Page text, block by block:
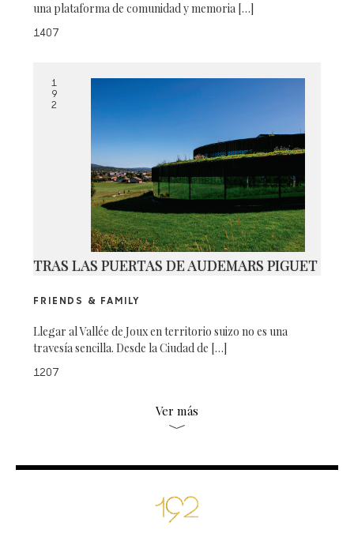
una plataforma de comunidad y memoria […]
1407
1
9
2
TRAS LAS PUERTAS DE AUDEMARS PIGUET
FRIENDS & FAMILY
Llegar al Vallée de Joux en territorio suizo no es una
travesía sencilla. Desde la Ciudad de […]
1207
Ver más